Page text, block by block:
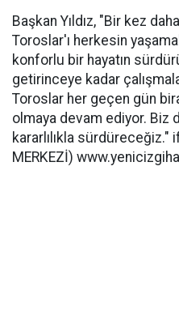
Başkan Yıldız, "Bir kez
Toroslar'ı herkesin
konforlu bir hayatın
getirinceye kadar
Toroslar her geçen gün
olmaya devam ediyor. Biz
kararlılıkla sürdüreceğiz."
MERKEZİ)